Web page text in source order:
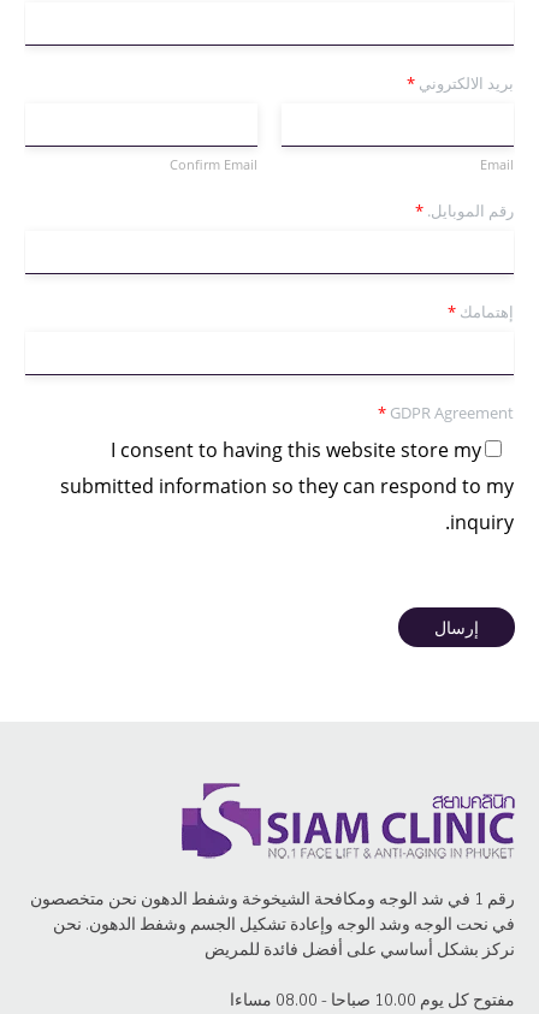
بريد الالكتروني *
Email
Confirm Email
رقم الموبايل. *
إهتمامك *
GDPR Agreement
*
I consent to having this website store my
submitted information so they can respond to my
inquiry.
إرسال
رقم 1 في شد الوجه ومكافحة الشيخوخة وشفط الدهون نحن متخصصون
في نحت الوجه وشد الوجه وإعادة تشكيل الجسم وشفط الدهون. نحن
نركز بشكل أساسي على أفضل فائدة للمريض
مفتوح كل يوم 10.00 صباحا - 08.00 مساءا